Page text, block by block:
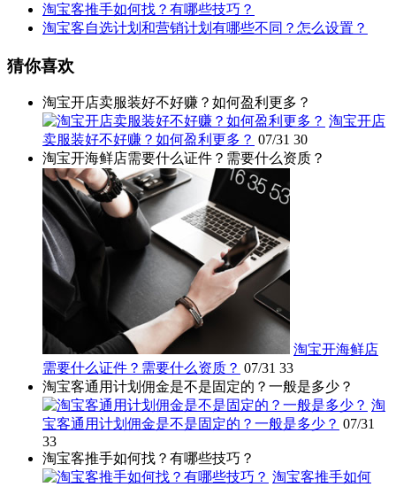
淘宝客推手如何找？有哪些技巧？
淘宝客自选计划和营销计划有哪些不同？怎么设置？
猜你喜欢
淘宝开店卖服装好不好赚？如何盈利更多？
淘宝开店
卖服装好不好赚？如何盈利更多？ 07/31 30
淘宝开海鲜店需要什么证件？需要什么资质？
淘宝开海鲜店
需要什么证件？需要什么资质？ 07/31 33
淘宝客通用计划佣金是不是固定的？一般是多少？
淘
宝客通用计划佣金是不是固定的？一般是多少？ 07/31
33
淘宝客推手如何找？有哪些技巧？
淘宝客推手如何